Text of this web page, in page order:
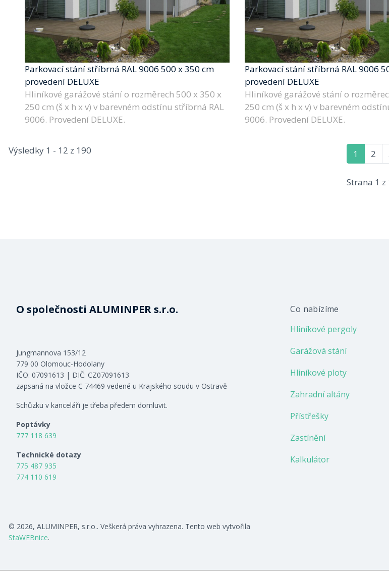
Parkovací stání stříbrná RAL 9006 500 x 350 cm
provedení DELUXE
Hliníkové garážové stání o rozměrech 500 x 350 x
250 cm (š x h x v) v barevném odstínu stříbrná RAL
9006. Provedení DELUXE.
Parkovací stání stříbrná RAL 9006
provedení DELUXE
Hliníkové garážové stání o
250 cm (š x h x v) v barevném
9006. Provedení DELUXE.
Výsledky 1 - 12 z 190 1 2
Strana 1 z
O společnosti ALUMINPER s.r.o.
Jungmannova 153/12
779 00 Olomouc-Hodolany
IČO: 07091613 | DIČ: CZ07091613
zapsaná na vložce C 74469 vedené u Krajského soudu v Ostravě
Schůzku v kanceláři je třeba předem domluvit.
Poptávky
777 118 639
Technické dotazy
775 487 935
774 110 619
© 2026, ALUMINPER, s.r.o.. Veškerá práva vyhrazena. Tento web vytvořila
StaWEBnice.
Co nabízíme
Hliníkové pergoly
Garážová stání
Hliníkové ploty
Zahradní altány
Přístřešky
Zastínění
Kalkulátor